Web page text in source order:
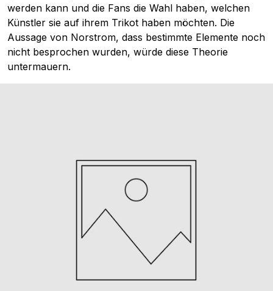
werden kann und die Fans die Wahl haben, welchen
Künstler sie auf ihrem Trikot haben möchten. Die
Aussage von Norstrom, dass bestimmte Elemente noch
nicht besprochen wurden, würde diese Theorie
untermauern.